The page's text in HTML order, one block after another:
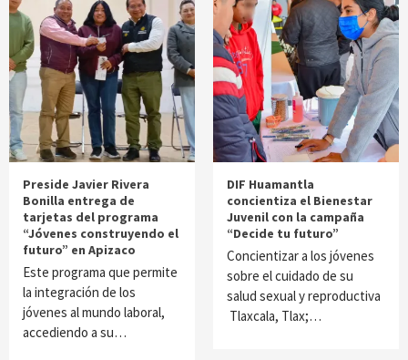
Preside Javier Rivera
Bonilla entrega de
tarjetas del programa
“Jóvenes construyendo el
futuro” en Apizaco
Este programa que permite
la integración de los
jóvenes al mundo laboral,
accediendo a su…
DIF Huamantla
concientiza el Bienestar
Juvenil con la campaña
“Decide tu futuro”
Concientizar a los jóvenes
sobre el cuidado de su
salud sexual y reproductiva
Tlaxcala, Tlax;…